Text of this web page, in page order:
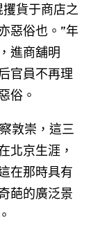
貨于商店之
惡俗也。”年
進商舖明
官員不再理
俗。
敦崇，這三
北京生涯，
在那時具有
葩的廣泛景